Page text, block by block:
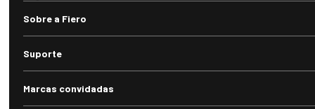
Sobre a Fiero
Suporte
Marcas convidadas